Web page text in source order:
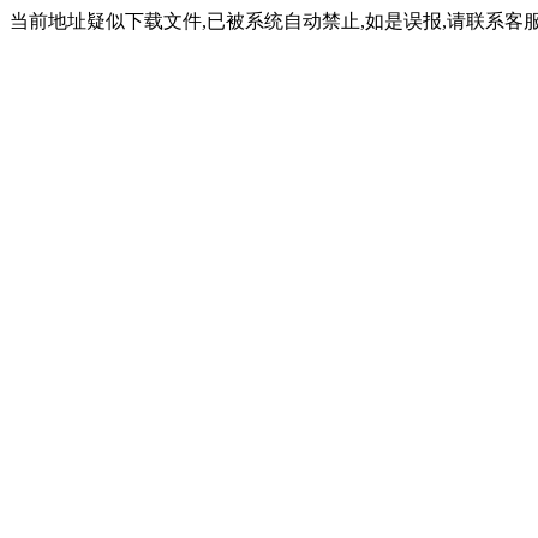
当前地址疑似下载文件,已被系统自动禁止,如是误报,请联系客